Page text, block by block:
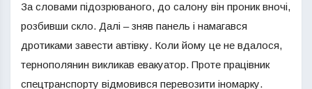
За словами підозрюваного, до салону він проник вночі,
розбивши скло. Далі – зняв панель і намагався
дротиками завести автівку. Коли йому це не вдалося,
тернополянин викликав евакуатор. Проте працівник
спецтранспорту відмовився перевозити іномарку.